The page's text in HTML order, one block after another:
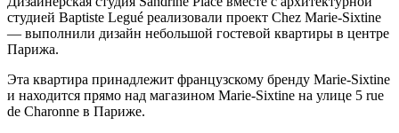
студией Baptiste Legué реализовали проект Chez Marie-Sixtine
— выполнили дизайн небольшой гостевой квартиры в центре
Парижа.
Эта квартира принадлежит французскому бренду Marie-Sixtine
и находится прямо над магазином Marie-Sixtine на улице 5 rue
de Charonne в Париже.